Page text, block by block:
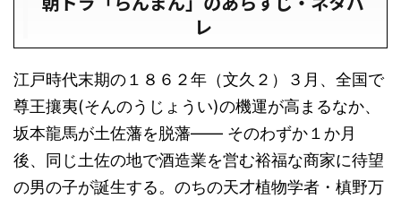
レ
江戸時代末期の１８６２年（文久２）３月、全国で
尊王攘夷(そんのうじょうい)の機運が高まるなか、
坂本龍馬が土佐藩を脱藩―― そのわずか１か月
後、同じ土佐の地で酒造業を営む裕福な商家に待望
の男の子が誕生する。のちの天才植物学者・槙野万